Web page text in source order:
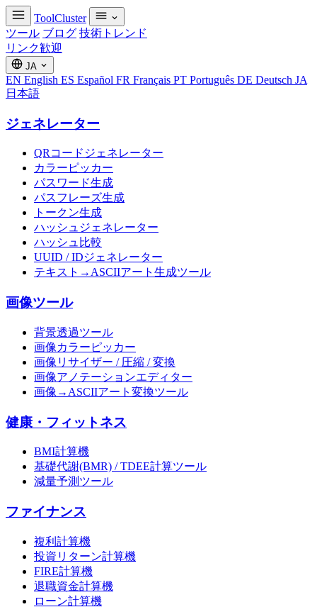
ToolCluster
ツール ブログ 技術トレンド
リンク歓迎
JA
EN English ES Español FR Français PT Português DE Deutsch JA
日本語
ジェネレーター
QRコードジェネレーター
カラーピッカー
パスワード生成
パスフレーズ生成
トークン生成
ハッシュジェネレーター
ハッシュ比較
UUID / IDジェネレーター
テキスト→ASCIIアート生成ツール
画像ツール
背景透過ツール
画像カラーピッカー
画像リサイザー / 圧縮 / 変換
画像アノテーションエディター
画像→ASCIIアート変換ツール
健康・フィットネス
BMI計算機
基礎代謝(BMR) / TDEE計算ツール
減量予測ツール
ファイナンス
複利計算機
投資リターン計算機
FIRE計算機
退職資金計算機
ローン計算機